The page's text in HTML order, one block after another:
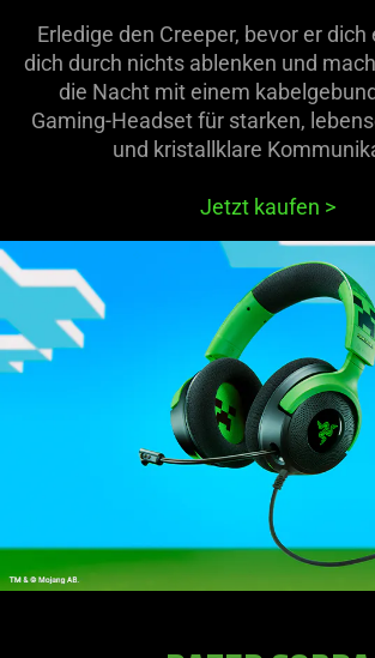
Erledige den Creeper, bevor er
dich durch nichts ablenken und
die Nacht mit einem
Gaming-Headset für starken,
und kristallklare
Jetzt kaufen >